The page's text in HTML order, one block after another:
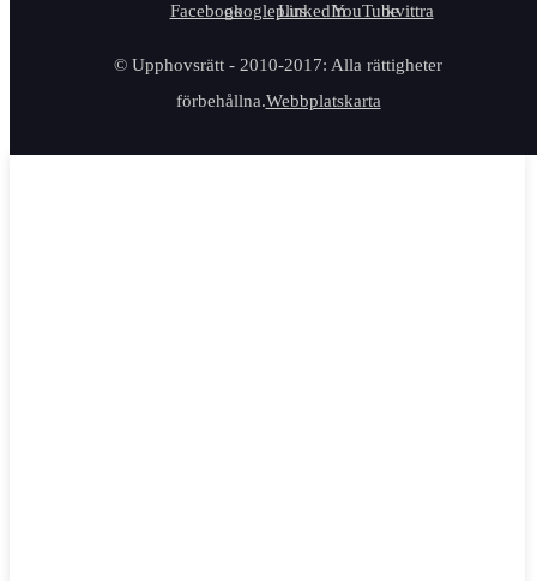
© Upphovsrätt - 2010-2017: Alla rättigheter
förbehållna.Webbplatskarta